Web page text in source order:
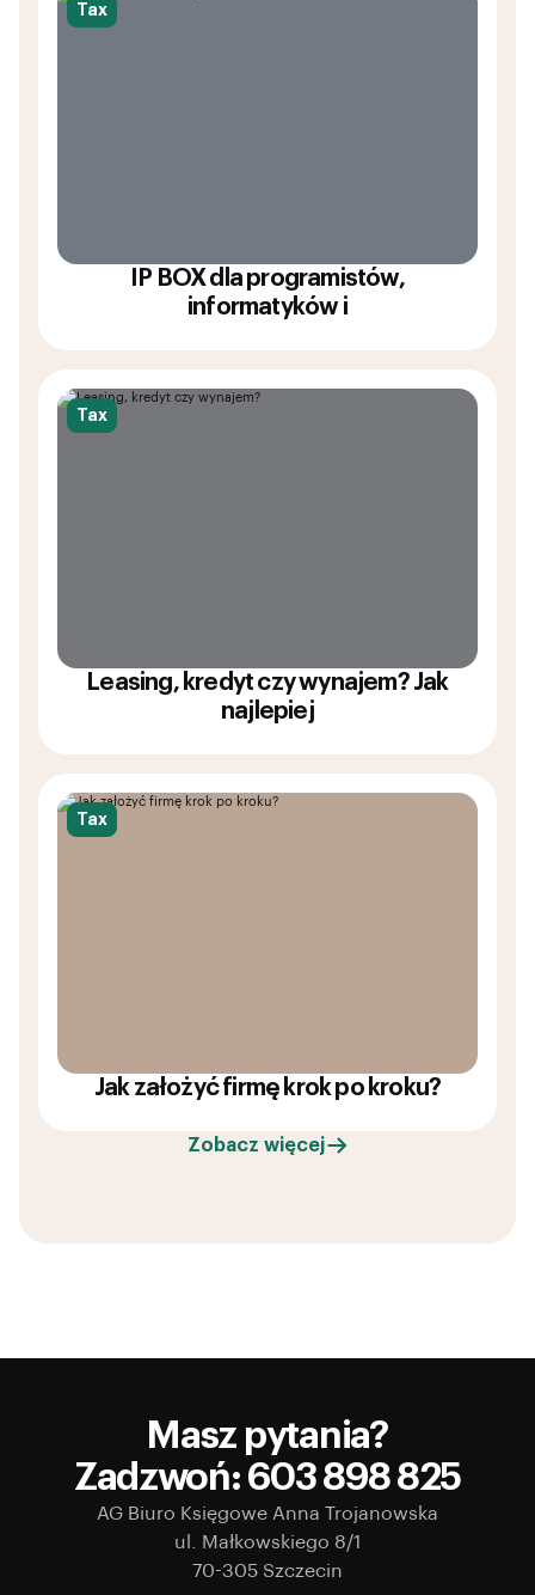
Tax
IP BOX dla programistów,
informatyków i
Tax
Leasing, kredyt czy wynajem? Jak
najlepiej
Tax
Jak założyć firmę krok po kroku?
Zobacz więcej
Masz pytania?
Zadzwoń: 603 898 825
AG Biuro Księgowe Anna Trojanowska
ul. Małkowskiego 8/1
70-305 Szczecin